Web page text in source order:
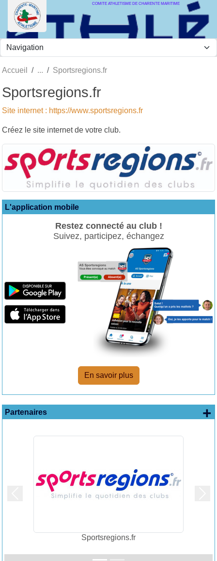
COMITE ATHLETISME DE CHARENTE MARITIME
Accueil Sportsregions.fr
Sportsregions.fr
Site internet : https://www.sportsregions.fr
Créez le site internet de votre club.
L'application mobile
Restez connecté au club !
Suivez, participez, échangez
En savoir plus
Partenaires
Sportsregions.fr
+
Panneau de gestion des cookies